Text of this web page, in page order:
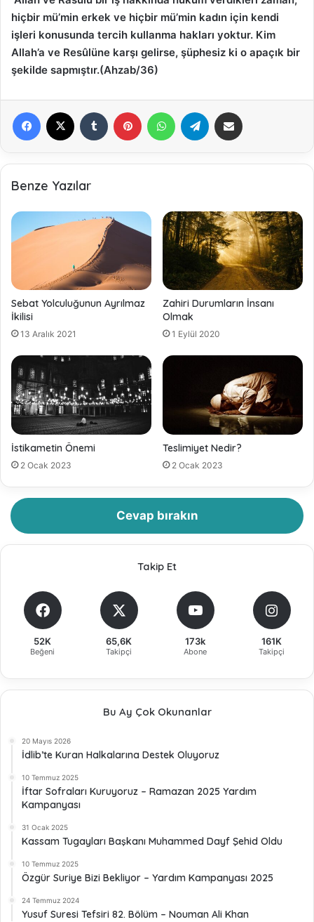
hiçbir mü’min erkek ve hiçbir mü’min kadın için kendi
işleri konusunda tercih kullanma hakları yoktur. Kim
Allah’a ve Resûlüne karşı gelirse, şüphesiz ki o apaçık bir
şekilde sapmıştır.(Ahzab/36)
Benze Yazılar
Sebat Yolculuğunun Ayrılmaz
İkilisi
13 Aralık 2021
Zahiri Durumların İnsanı
Olmak
1 Eylül 2020
İstikametin Önemi
2 Ocak 2023
Teslimiyet Nedir?
2 Ocak 2023
Cevap bırakın
Takip Et
52K
Beğeni
65,6K
Takipçi
173k
Abone
161K
Takipçi
Bu Ay Çok Okunanlar
20 Mayıs 2026
İdlib’te Kuran Halkalarına Destek Oluyoruz
10 Temmuz 2025
İftar Sofraları Kuruyoruz – Ramazan 2025 Yardım
Kampanyası
31 Ocak 2025
Kassam Tugayları Başkanı Muhammed Dayf Şehid Oldu
10 Temmuz 2025
Özgür Suriye Bizi Bekliyor – Yardım Kampanyası 2025
24 Temmuz 2024
Yusuf Suresi Tefsiri 82. Bölüm – Nouman Ali Khan